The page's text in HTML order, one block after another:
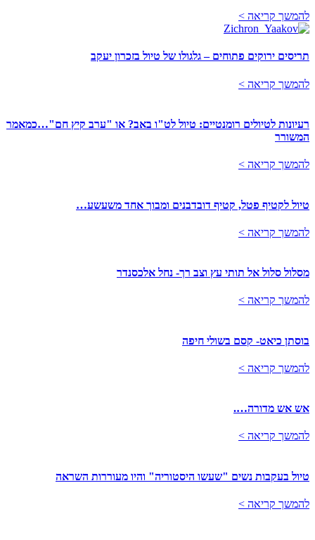
להמשך קריאה >
תריסים ירוקים פתוחים – גלגולו של טיול בזכרון יעקב
להמשך קריאה >
רעיונות לטיולים רומנטיים: טיול לט"ו באב? או "ערב קיץ חם"…כמאמר
המשורר
להמשך קריאה >
טיול לקטיף פטל, קטיף דובדבנים ומבוך אחד משעשע…
להמשך קריאה >
מסלול סלול אל תותי עץ וצב רך- נחל אלכסנדר
להמשך קריאה >
בוסתן כיאט- קסם בשולי חיפה
להמשך קריאה >
אש אש מדורה….
להמשך קריאה >
טיול בעקבות נשים "שעשו היסטוריה" והיו מעוררות השראה
להמשך קריאה >